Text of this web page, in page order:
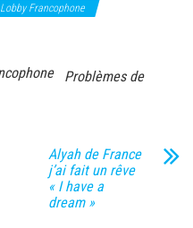
Lobby Francophone
Problèmes de
Alyah de France
j’ai fait un rêve
« I have a
dream »